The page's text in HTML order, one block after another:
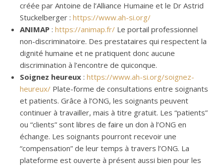
créée par Antoine de l’Alliance Humaine et le Dr Astrid
Stuckelberger : https://www.ah-si.org/
ANIMAP : https://animap.fr/ Le portail professionnel
non-discriminatoire. Des prestataires qui respectent la
dignité humaine et ne pratiquent donc aucune
discrimination à l’encontre de quiconque.
Soignez heureux : https://www.ah-si.org/soignez-
heureux/ Plate-forme de consultations entre soignants
et patients. Grâce à l’ONG, les soignants peuvent
continuer à travailler, mais à titre gratuit. Les “patients”
ou “clients” sont libres de faire un don à l’ONG en
échange. Les soignants pourront recevoir une
“compensation” de leur temps à travers l’ONG. La
plateforme est ouverte à présent aussi bien pour les